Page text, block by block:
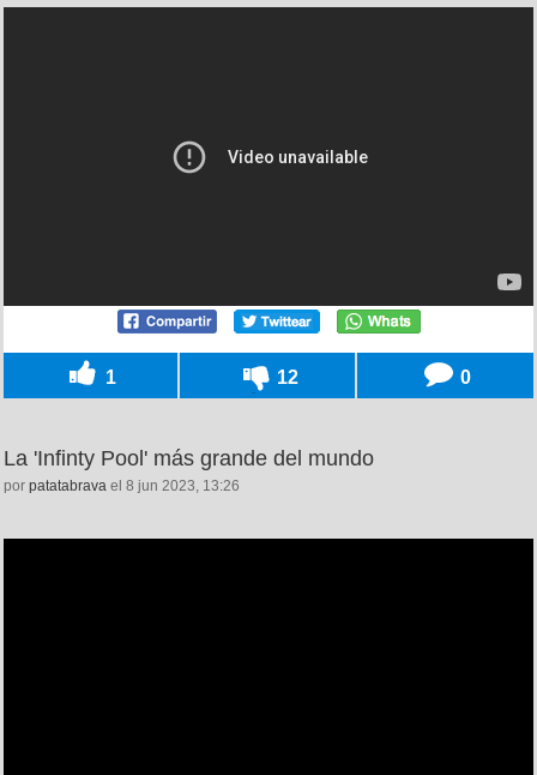
1 12 0
La 'Infinty Pool' más grande del mundo
por patatabrava el 8 jun 2023, 13:26